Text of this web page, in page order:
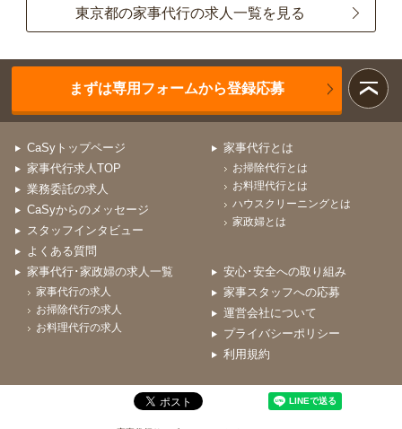
東京都の家事代行の求人一覧を見る
まずは専用フォームから登録応募
CaSyトップページ
家事代行求人TOP
業務委託の求人
CaSyからのメッセージ
スタッフインタビュー
よくある質問
家事代行とは
お掃除代行とは
お料理代行とは
ハウスクリーニングとは
家政婦とは
家事代行･家政婦の求人一覧
家事代行の求人
お掃除代行の求人
お料理代行の求人
安心･安全への取り組み
家事スタッフへの応募
運営会社について
プライバシーポリシー
利用規約